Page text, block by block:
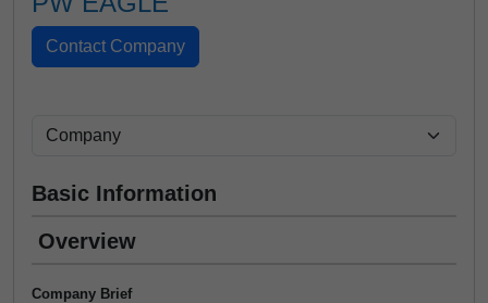
Basic Information
Overview
Company Brief